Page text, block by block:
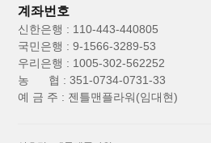
계좌번호
신한은행 : 110-443-440805
국민은행 : 9-1566-3289-53
우리은행 : 1005-302-562252
농 협 : 351-0734-0731-33
예 금 주 : 젠틀맨플라워(임대현)